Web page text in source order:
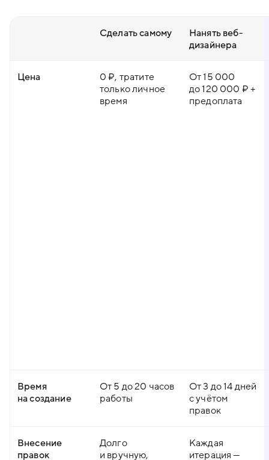
Сделать самому
Нанять веб-
дизайнера
Цена
0 ₽, тратите
только личное
время
От 15 000
до 120 000 ₽ +
предоплата
Время
на создание
От 5 до 20 часов
работы
От 3 до 14 дней
с учётом
правок
Внесение
правок
Долго
и вручную,
Каждая
итерация —